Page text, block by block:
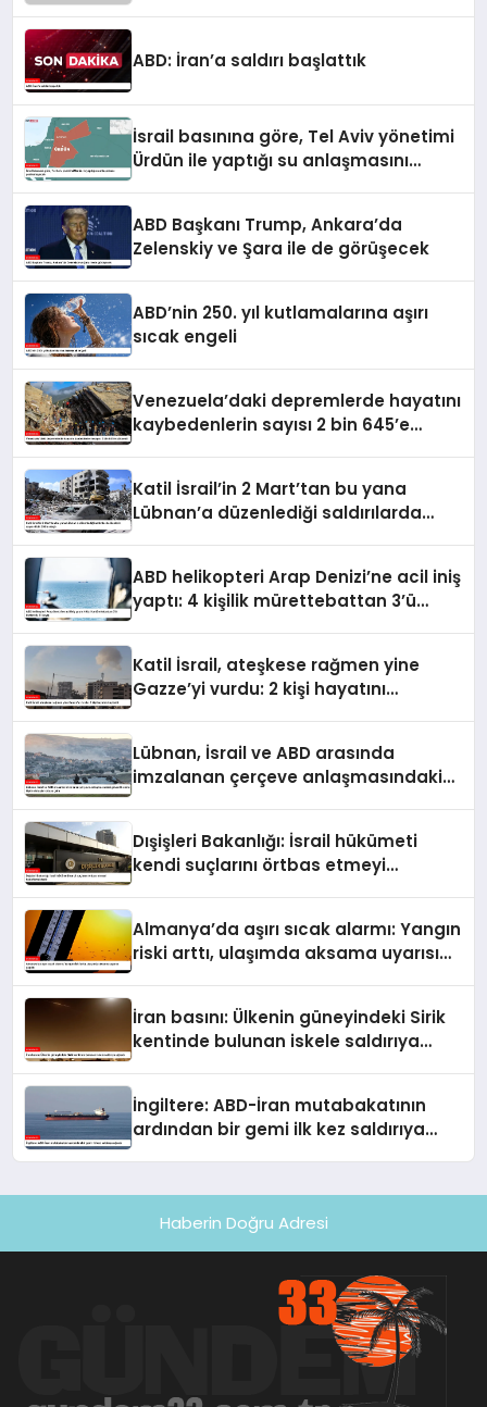
ABD: İran’a saldırı başlattık
İsrail basınına göre, Tel Aviv yönetimi
Ürdün ile yaptığı su anlaşmasını
ABD Başkanı Trump, Ankara’da
Zelenskiy ve Şara ile de görüşecek
ABD’nin 250. yıl kutlamalarına aşırı
sıcak engeli
Venezuela’daki depremlerde hayatını
kaybedenlerin sayısı 2 bin 645’e
Katil İsrail’in 2 Mart’tan bu yana
Lübnan’a düzenlediği saldırılarda
ABD helikopteri Arap Denizi’ne acil iniş
yaptı: 4 kişilik mürettebattan 3’ü
Katil İsrail, ateşkese rağmen yine
Gazze’yi vurdu: 2 kişi hayatını
Lübnan, İsrail ve ABD arasında
imzalanan çerçeve anlaşmasındaki
Dışişleri Bakanlığı: İsrail hükümeti
kendi suçlarını örtbas etmeyi
Almanya’da aşırı sıcak alarmı: Yangın
riski arttı, ulaşımda aksama uyarısı
İran basını: Ülkenin güneyindeki Sirik
kentinde bulunan iskele saldırıya
İngiltere: ABD-İran mutabakatının
ardından bir gemi ilk kez saldırıya
Haberin Doğru Adresi